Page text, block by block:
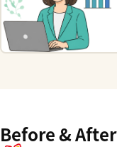
Before & After